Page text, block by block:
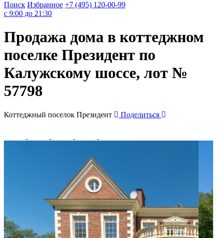
Поиск Избранное +7 (495) 120-00-99
c 9:00 до 21:30
Продажа дома в коттеджном
поселке Президент по
Калужскому шоссе, лот №
57798
Коттеджный поселок Президент Поделиться